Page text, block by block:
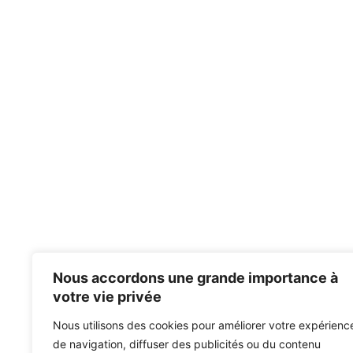
Nous accordons une grande importance à
votre vie privée
Nous utilisons des cookies pour améliorer votre
de navigation, diffuser des publicités ou du contenu